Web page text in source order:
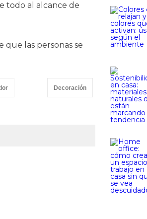
todo al alcance de
que las personas se
Decoración